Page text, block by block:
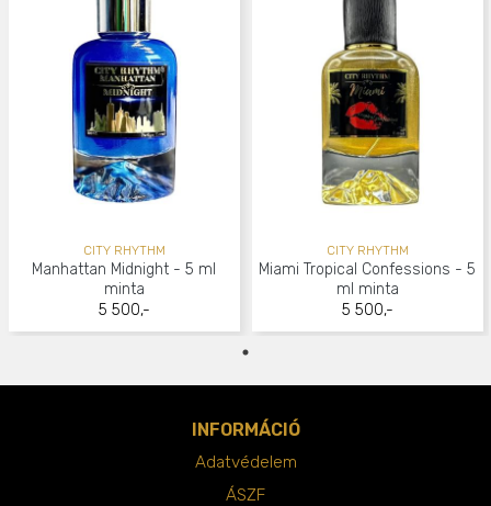
5 500,-
CITY RHYTHM
Manhattan Midnight - 5 ml
minta
5 500,-
CITY RHYTHM
Miami Tropical Confessions - 5
ml minta
INFORMÁCIÓ
Adatvédelem
ÁSZF